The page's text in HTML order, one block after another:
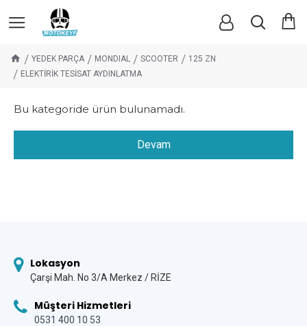
YEDEK PARÇA MONDIAL SCOOTER
125 ZN
ELEKTİRİK TESİSAT AYDINLATMA
Bu kategoride ürün bulunamadı.
Devam
Lokasyon
Çarşi Mah. No 3/A Merkez / RİZE
Müşteri Hizmetleri
0531 400 10 53